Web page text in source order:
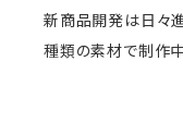
新商品開発は日々進
種類の素材で制作